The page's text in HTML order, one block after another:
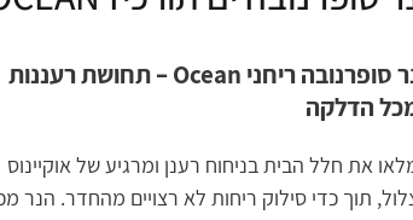
נר סופרנובה ריחני Ocean – תחושת רעננות
הדלקה
את חלל הבית בניחוח רענן ומרגיע של אוקיינוס
תוך כדי סילוק ריחות לא רצויים מהחדר. הנר